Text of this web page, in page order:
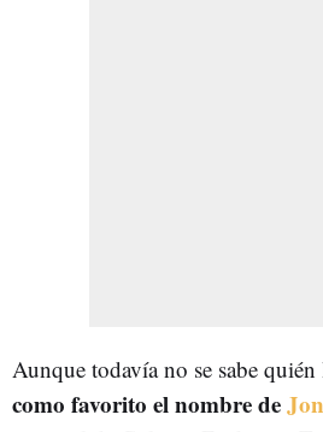
Aunque todavía no se sabe quién
como favorito el nombre de